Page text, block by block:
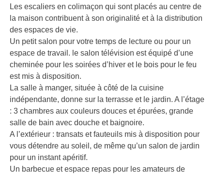
Les escaliers en colimaçon qui sont placés au centre de
la maison contribuent à son originalité et à la distribution
des espaces de vie.
Un petit salon pour votre temps de lecture ou pour un
espace de travail. le salon télévision est équipé d’une
cheminée pour les soirées d’hiver et le bois pour le feu
est mis à disposition.
La salle à manger, située à côté de la cuisine
indépendante, donne sur la terrasse et le jardin. A l’étage
: 3 chambres aux couleurs douces et épurées, grande
salle de bain avec douche et baignoire.
A l’extérieur : transats et fauteuils mis à disposition pour
vous détendre au soleil, de même qu’un salon de jardin
pour un instant apéritif.
Un barbecue et espace repas pour les amateurs de